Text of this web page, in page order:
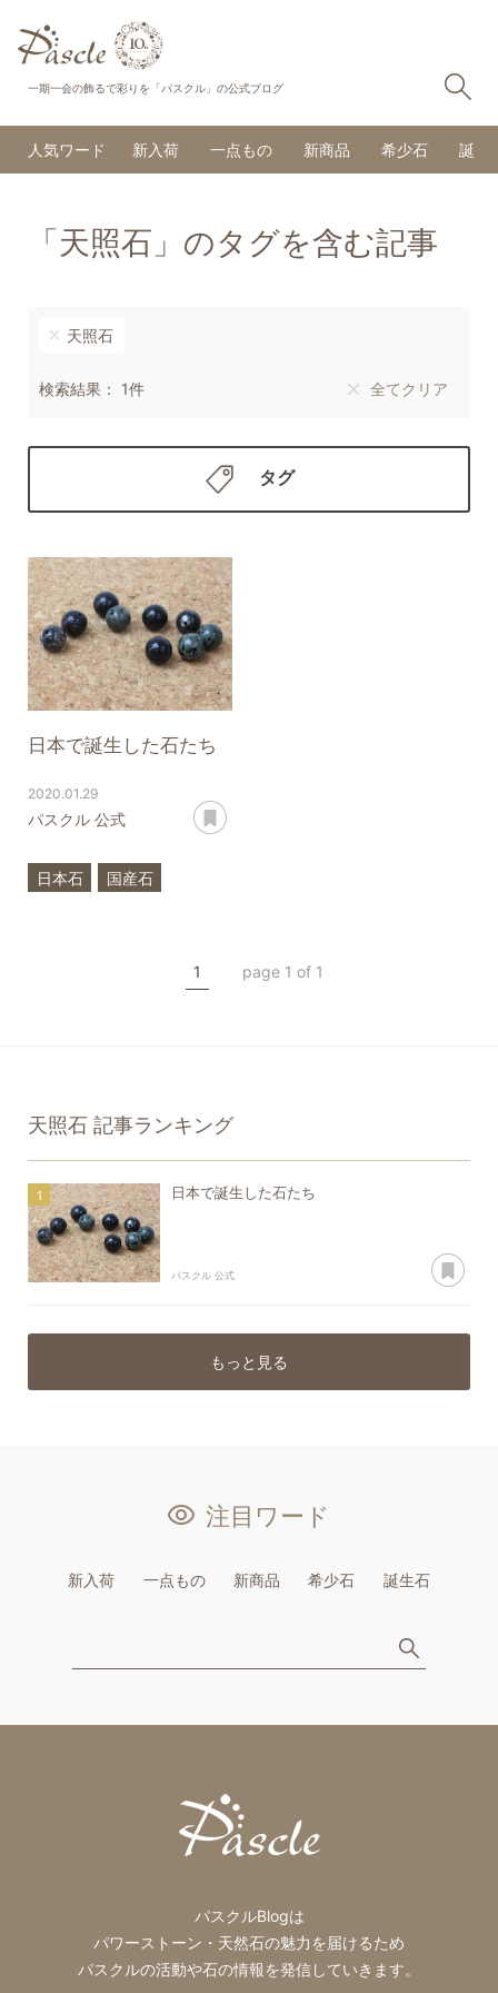
一期一会の飾るで彩りを「パスクル」の公式ブログ
人気ワード 新入荷 一点もの 新商品 希少石 誕生
「天照石」のタグを含む記事
天照石
検索結果： 1件 全てクリア
タグ
日本で誕生した石たち
2020.01.29
パスクル 公式
日本石
国産石
1
page 1 of 1
天照石 記事ランキング
日本で誕生した石たち
パスクル 公式
もっと見る
注目ワード
新入荷 一点もの 新商品 希少石 誕生石
パスクルBlogは
パワーストーン・天然石の魅力を届けるため
パスクルの活動や石の情報を発信していきます。